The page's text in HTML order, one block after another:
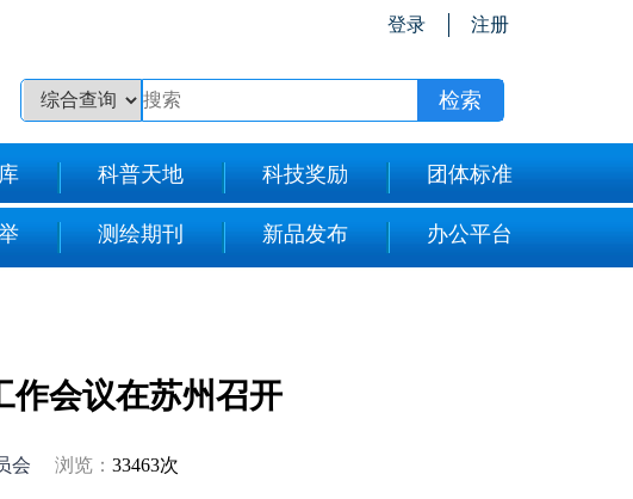
登录 注册
科普天地 科技奖励 团体标准
测绘期刊 新品发布 办公平台
作会议在苏州召开
会 浏览： 33463次